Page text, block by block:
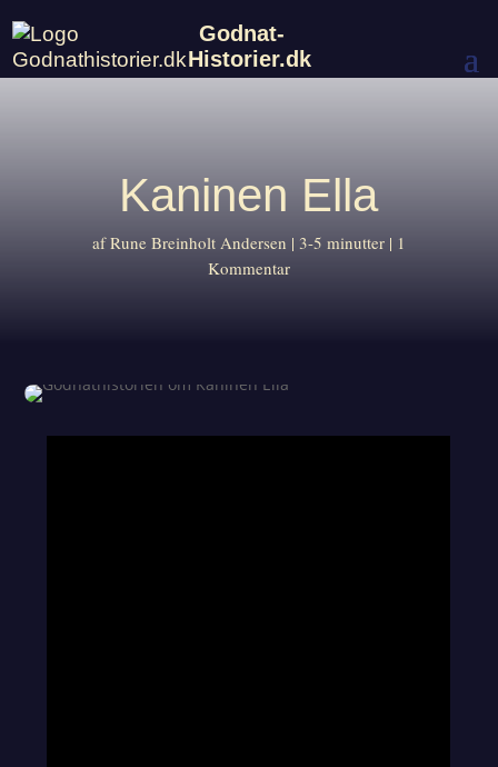
Godnat-
Historier.dk
Kaninen Ella
afRune Breinholt Andersen 3-5 minutter
1
Kommentar